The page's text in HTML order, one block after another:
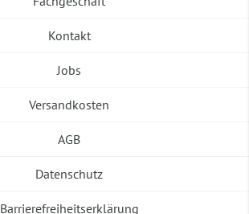
Kontakt
Jobs
Versandkosten
AGB
Datenschutz
Barrierefreiheitserklärung